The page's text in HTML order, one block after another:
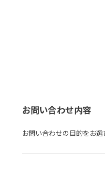
お問い合わせ内容
お問い合わせの目的をお選